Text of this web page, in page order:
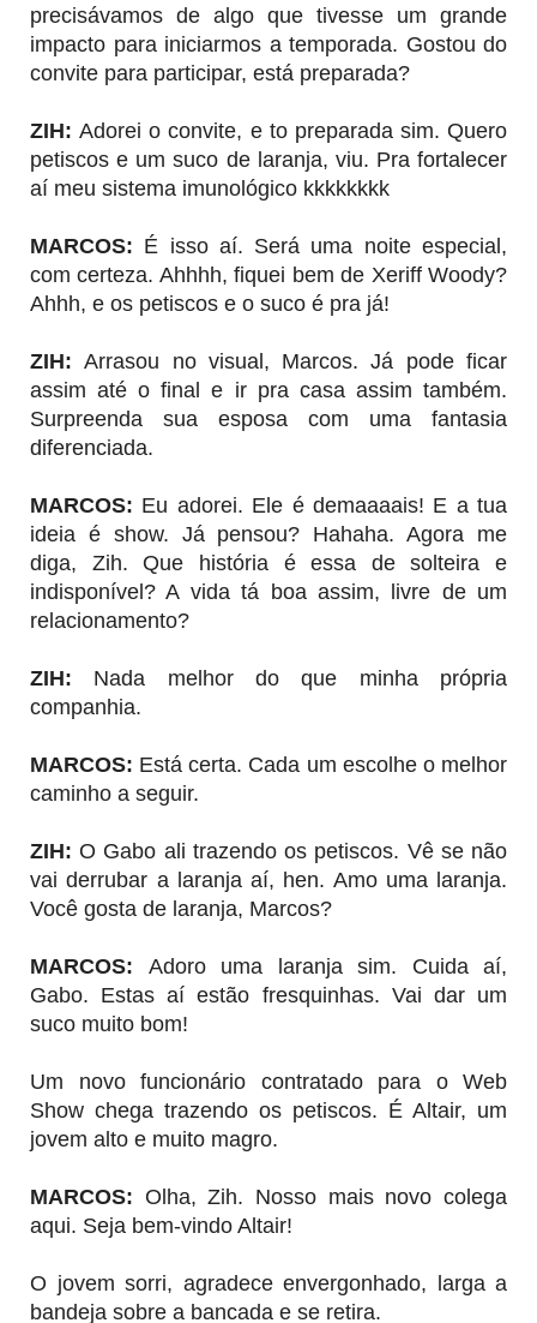
precisávamos de algo que tivesse um grande
impacto para iniciarmos a temporada. Gostou do
convite para participar, está preparada?
ZIH:Adorei o convite, e to preparada sim. Quero
petiscos e um suco de laranja, viu. Pra fortalecer
aí meu sistema imunológico kkkkkkkk
MARCOS: É isso aí. Será uma noite especial,
com certeza. Ahhhh, fiquei bem de Xeriff Woody?
Ahhh, e os petiscos e o suco é pra já!
ZIH:Arrasou no visual, Marcos. Já pode ficar
assim até o final e ir pra casa assim também.
Surpreenda sua esposa com uma fantasia
diferenciada.
MARCOS: Eu adorei. Ele é demaaaais! E a tua
ideia é show. Já pensou? Hahaha. Agora me
diga, Zih. Que história é essa de solteira e
indisponível? A vida tá boa assim, livre de um
relacionamento?
ZIH: Nada melhor do que minha própria
companhia.
MARCOS: Está certa. Cada um escolhe o melhor
caminho a seguir.
ZIH:O Gabo ali trazendo os petiscos. Vê se não
vai derrubar a laranja aí, hen. Amo uma laranja.
Você gosta de laranja, Marcos?
MARCOS: Adoro uma laranja sim. Cuida aí,
Gabo. Estas aí estão fresquinhas. Vai dar um
suco muito bom!
Um novo funcionário contratado para o Web
Show chega trazendo os petiscos. É Altair, um
jovem alto e muito magro.
MARCOS: Olha, Zih. Nosso mais novo colega
aqui. Seja bem-vindo Altair!
O jovem sorri, agradece envergonhado, larga a
bandeja sobre a bancada e se retira.